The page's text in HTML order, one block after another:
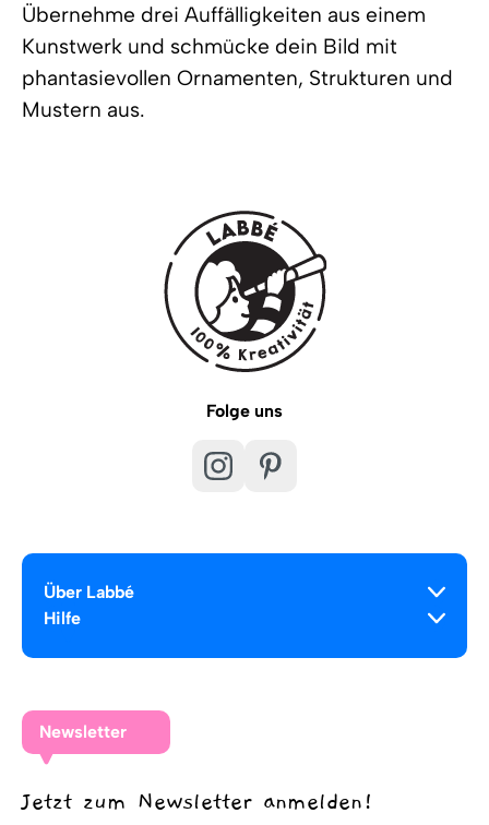
Übernehme drei Auffälligkeiten aus einem
Kunstwerk und schmücke dein Bild mit
phantasievollen Ornamenten, Strukturen und
Mustern aus.
Folge uns
Über Labbé
Hilfe
Newsletter
Jetzt zum Newsletter anmelden!